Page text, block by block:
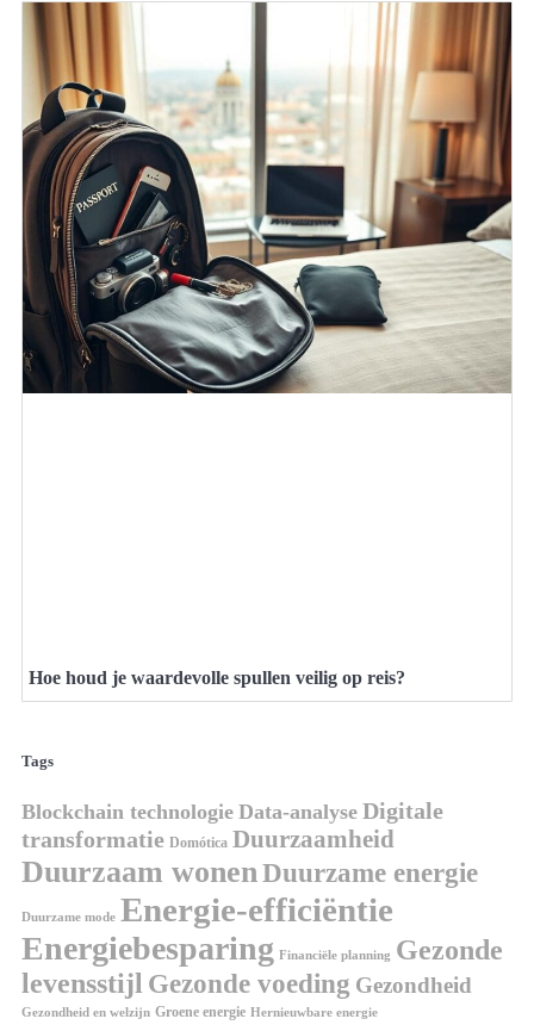
Hoe houd je waardevolle spullen veilig op reis?
Tags
Blockchain technologie Data-analyse Digitale
transformatie Domótica Duurzaamheid
Duurzaam wonenDuurzame energie
Duurzame mode Energie-efficiëntie
Energiebesparing Financiële planning Gezonde
levensstijl Gezonde voeding Gezondheid
Gezondheid en welzijn Groene energie Hernieuwbare energie